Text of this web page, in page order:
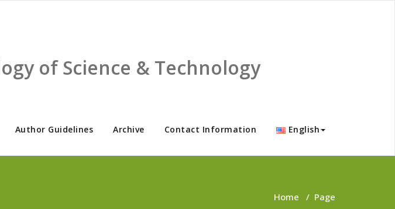
of Science & Technology
Author Guidelines Archive Contact Information English
Home / Page